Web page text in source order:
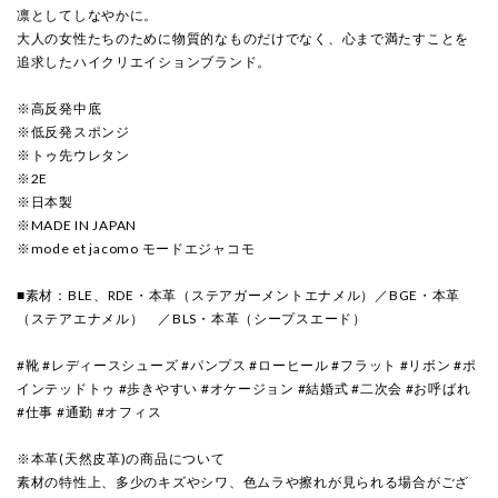
凛としてしなやかに。
大人の女性たちのために物質的なものだけでなく、心まで満たすことを
追求したハイクリエイションブランド。
※高反発中底
※低反発スポンジ
※トゥ先ウレタン
※2E
※日本製
※MADE IN JAPAN
※mode et jacomo モードエジャコモ
■素材：BLE、RDE・本革（ステアガーメントエナメル）／BGE・本革
（ステアエナメル） ／BLS・本革（シープスエード）
#靴 #レディースシューズ #パンプス #ローヒール #フラット #リボン #ポ
インテッドトゥ #歩きやすい #オケージョン #結婚式 #二次会 #お呼ばれ
#仕事 #通勤 #オフィス
※本革(天然皮革)の商品について
素材の特性上、多少のキズやシワ、色ムラや擦れが見られる場合がござ